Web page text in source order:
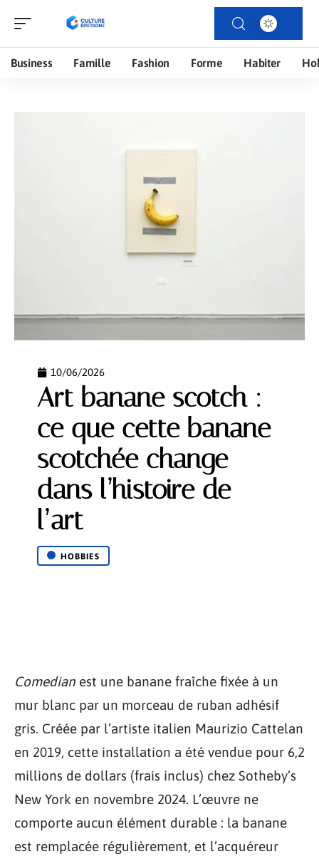
Business Famille Fashion Forme Habiter
10/06/2026
Art banane scotch :
ce que cette banane
scotchée change
dans l’histoire de
l’art
HOBBIES
Comedian est une banane fraîche fixée à un
mur blanc par un morceau de ruban adhésif
gris. Créée par l’artiste italien Maurizio Cattelan
en 2019, cette installation a été vendue pour 6,2
millions de dollars (frais inclus) chez Sotheby’s
New York en novembre 2024. L’œuvre ne
comporte aucun élément durable : la banane
est remplacée régulièrement, et l’acquéreur